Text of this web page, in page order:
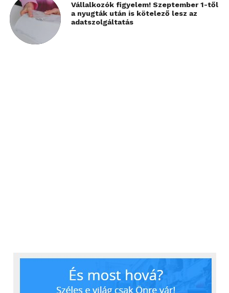
Vállalkozók figyelem! Szeptember 1-től
a nyugták után is kötelező lesz az
adatszolgáltatás